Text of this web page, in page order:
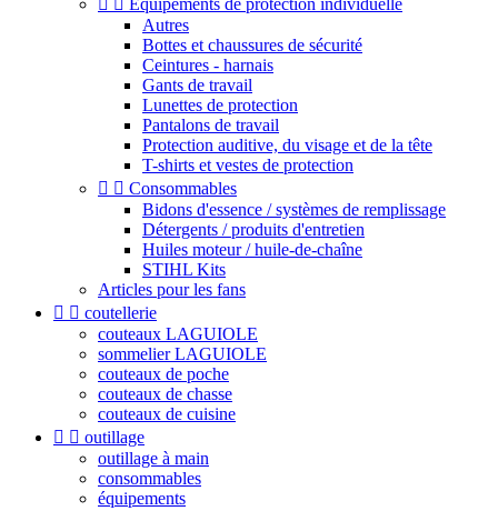
  Équipements de protection individuelle
Autres
Bottes et chaussures de sécurité
Ceintures - harnais
Gants de travail
Lunettes de protection
Pantalons de travail
Protection auditive, du visage et de la tête
T-shirts et vestes de protection
  Consommables
Bidons d'essence / systèmes de remplissage
Détergents / produits d'entretien
Huiles moteur / huile-de-chaîne
STIHL Kits
Articles pour les fans
  coutellerie
couteaux LAGUIOLE
sommelier LAGUIOLE
couteaux de poche
couteaux de chasse
couteaux de cuisine
  outillage
outillage à main
consommables
équipements